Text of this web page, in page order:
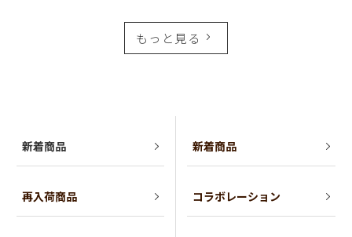
もっと見る
新着商品
再入荷商品
新着商品
コラボレーション